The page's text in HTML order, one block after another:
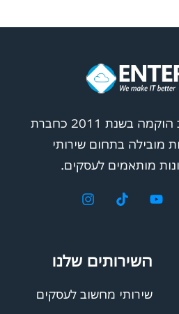
אנטרסיס שירותי מחשוב הוקמה בשנת 2011 כחברת
מובילה בתחום שירותי
מותאמים לעסקים.
השירותים שלנו
שירותי מחשוב לעסקים